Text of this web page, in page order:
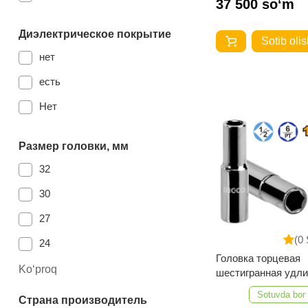
Диэлектрическое покрытие
нет
есть
Нет
Размер головки, мм
32
30
27
24
Ko‘proq
Страна производитель
37 500 so‘m
Sotib
(0
Головка торцевая
шестигранная
INGCO
INDUSTRIAL 1/2"
Sotuvda bor